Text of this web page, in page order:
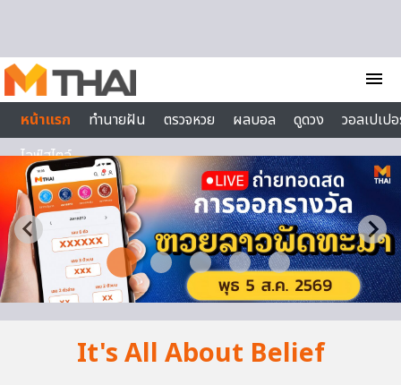
menu
หน้าแรก
ทำนายฝัน ตรวจหวย ผลบอล ดูดวง
วอลเปเป
ไลฟ์สไตล์
It's All About Belief